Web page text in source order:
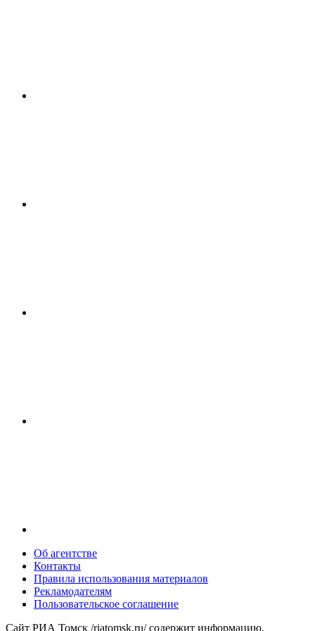
Об агентстве
Контакты
Правила использования материалов
Рекламодателям
Пользовательское соглашение
Сайт РИА Томск /riatomsk.ru/ содержит информацию,